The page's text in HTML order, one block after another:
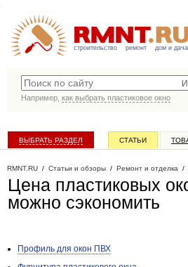
строительство ремонт дом и дача
Например, как выбрать пластиковое окно
ВЫБРАТЬ РАЗДЕЛ СТАТЬИ
RMNT.RU / Статьи и обзоры / Ремонт и отделка /
Цена пластиковых
можно сэкономить
Профиль для окон ПВХ